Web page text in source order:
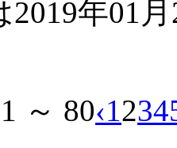
2019年01
～ 80‹1234